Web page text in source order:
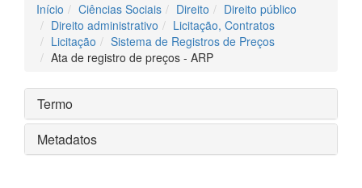
Início Ciências Sociais Direito
Direito público
Direito administrativo
Licitação, Contratos
Licitação
Sistema de Registros de Preços
Ata de registro de preços - ARP
Termo
Metadatos